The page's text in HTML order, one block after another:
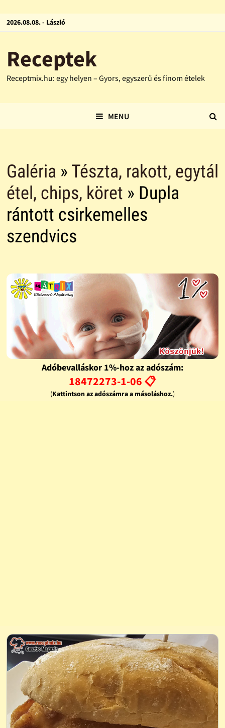
2026.08.08. - László
Receptek
Receptmix.hu: egy helyen – Gyors, egyszerű és finom ételek
MENU
Galéria » Tészta, rakott, egytál
étel, chips, köret » Dupla
rántott csirkemelles
szendvics
Adóbevalláskor 1%-hoz az adószám:
18472273-1-06 📋
(Kattintson az adószámra a másoláshoz.)